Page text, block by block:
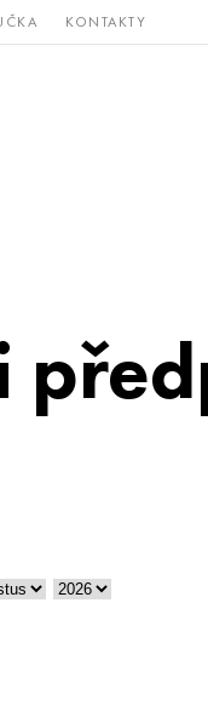
KONTAKTY
Vzácné a